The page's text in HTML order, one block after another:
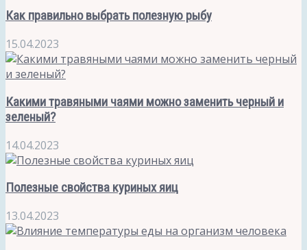
Как правильно выбрать полезную рыбу
15.04.2023
Какими травяными чаями можно заменить черный и
зеленый?
14.04.2023
Полезные свойства куриных яиц
13.04.2023